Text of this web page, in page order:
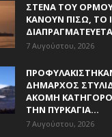
ΣΤΕΝΆ ΤΟΥ
ΚΆΝΟΥΝ ΠΊΣΩ, ΤΟ
7 Αυγούστου, 2026
ΔΉΜΑΡΧΟΣ
ΑΚΌΜΗ
ΤΗΝ ΠΥΡΚΑΓΙΆ...
7 Αυγούστου, 2026